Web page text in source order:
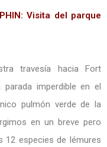
Visita del parque
travesía hacia Fort
parada imperdible en el
pulmón verde de la
en un breve pero
12 especies de lémures